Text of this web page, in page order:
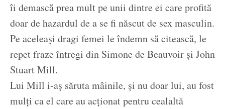
îi demască prea mult pe unii dintre ei care profită
doar de hazardul de a se fi născut de sex masculin.
Pe aceleași dragi femei le îndemn să citească, le
repet fraze întregi din Simone de Beauvoir și John
Stuart Mill.
Lui Mill i-aș săruta mâinile, și nu doar lui, au fost
mulți ca el care au acționat pentru cealaltă